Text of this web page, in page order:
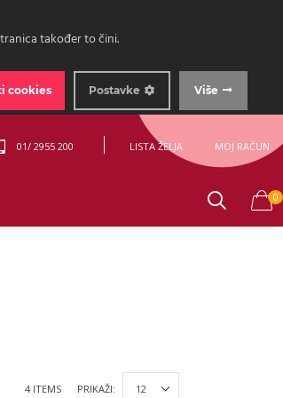
01/ 2955 200 LISTA ŽELJA MOJ RAČUN
0
4 ITEMS PRIKAŽI:
također to čini.
cookies Više
Postavke